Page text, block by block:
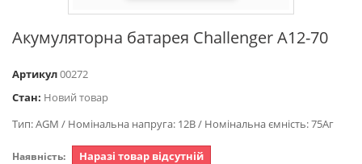
Акумуляторна батарея Challenger A12-70
Артикул00272
Стан: Новий товар
Тип: AGM / Номінальна напруга: 12В / Номінальна ємність: 75Аг
Наявність: Наразі товар відсутній